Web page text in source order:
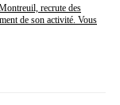
recrute des
de son activité. Vous